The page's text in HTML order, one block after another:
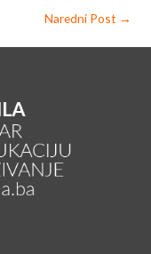
Naredni Post →